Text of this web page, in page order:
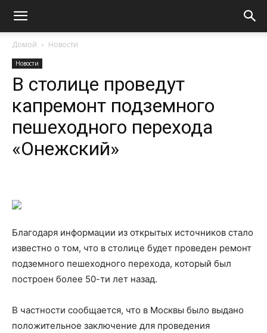
Домой Новости
Новости
В столице проведут
капремонт подземного
пешеходного перехода
«Онежский»
Благодаря информации из открытых источников стало
известно о том, что в столице будет проведен ремонт
подземного пешеходного перехода, который был
построен более 50-ти лет назад.
В частности сообщается, что в Москвы было выдано
положительное заключение для проведения